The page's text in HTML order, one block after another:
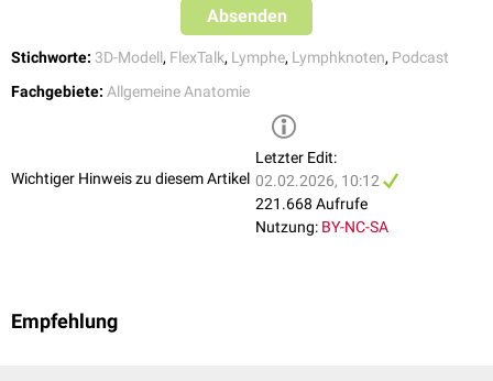
Absenden
Stichworte: 3D-Modell, FlexTalk, Lymphe, Lymphknoten, Podcast
Fachgebiete: Allgemeine Anatomie
Wichtiger Hinweis zu diesem Artikel
Letzter Edit:
02.02.2026, 10:12
221.668 Aufrufe
Nutzung: BY-NC-SA
Empfehlung